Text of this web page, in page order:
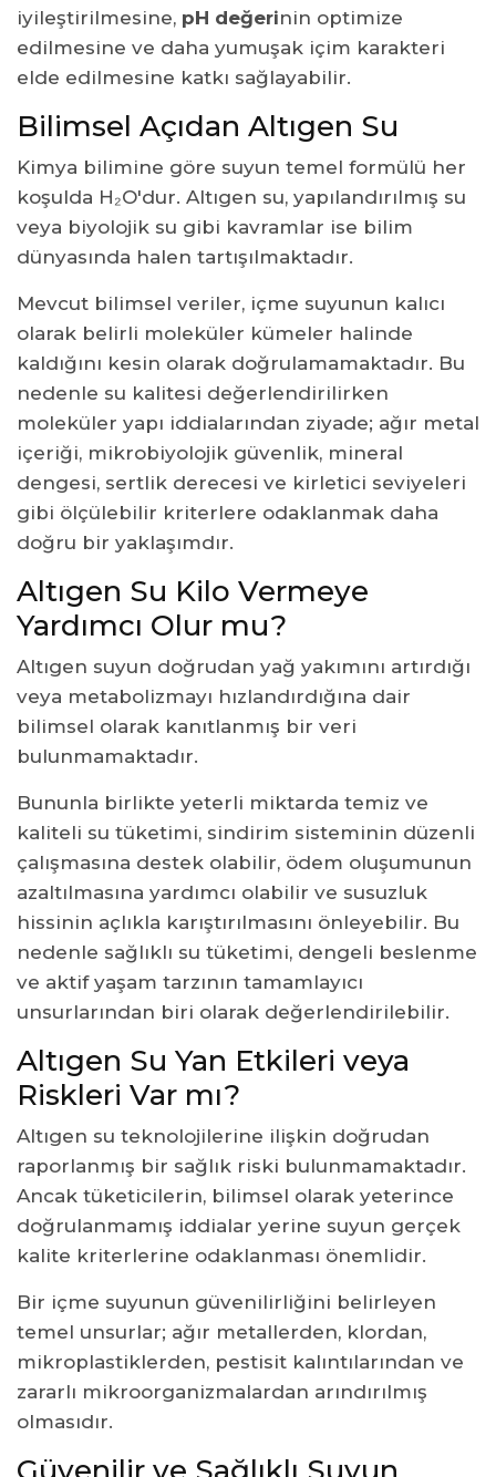
iyileştirilmesine, pH değerinin optimize
edilmesine ve daha yumuşak içim karakteri
elde edilmesine katkı sağlayabilir.
Bilimsel Açıdan Altıgen Su
Kimya bilimine göre suyun temel formülü her
koşulda H₂O'dur. Altıgen su, yapılandırılmış su
veya biyolojik su gibi kavramlar ise bilim
dünyasında halen tartışılmaktadır.
Mevcut bilimsel veriler, içme suyunun kalıcı
olarak belirli moleküler kümeler halinde
kaldığını kesin olarak doğrulamamaktadır. Bu
nedenle su kalitesi değerlendirilirken
moleküler yapı iddialarından ziyade; ağır metal
içeriği, mikrobiyolojik güvenlik, mineral
dengesi, sertlik derecesi ve kirletici seviyeleri
gibi ölçülebilir kriterlere odaklanmak daha
doğru bir yaklaşımdır.
Altıgen Su Kilo Vermeye
Yardımcı Olur mu?
Altıgen suyun doğrudan yağ yakımını artırdığı
veya metabolizmayı hızlandırdığına dair
bilimsel olarak kanıtlanmış bir veri
bulunmamaktadır.
Bununla birlikte yeterli miktarda temiz ve
kaliteli su tüketimi, sindirim sisteminin düzenli
çalışmasına destek olabilir, ödem oluşumunun
azaltılmasına yardımcı olabilir ve susuzluk
hissinin açlıkla karıştırılmasını önleyebilir. Bu
nedenle sağlıklı su tüketimi, dengeli beslenme
ve aktif yaşam tarzının tamamlayıcı
unsurlarından biri olarak değerlendirilebilir.
Altıgen Su Yan Etkileri veya
Riskleri Var mı?
Altıgen su teknolojilerine ilişkin doğrudan
raporlanmış bir sağlık riski bulunmamaktadır.
Ancak tüketicilerin, bilimsel olarak yeterince
doğrulanmamış iddialar yerine suyun gerçek
kalite kriterlerine odaklanması önemlidir.
Bir içme suyunun güvenilirliğini belirleyen
temel unsurlar; ağır metallerden, klordan,
mikroplastiklerden, pestisit kalıntılarından ve
zararlı mikroorganizmalardan arındırılmış
olmasıdır.
Güvenilir ve Sağlıklı Suyun